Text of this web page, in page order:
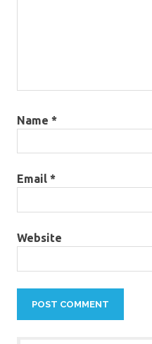
Name *
Email *
Website